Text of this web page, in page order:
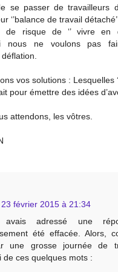
se passer de travailleurs
‘’balance de travail
de risque de ‘’ vivre en
nous ne voulons pas
vos solutions : Lesquelles
pour émettre des idées
attendons, les vôtres.
23 février 2015 à 21:34
adressé une
été effacée. Alors,
une grosse journée de
de ces quelques mots :